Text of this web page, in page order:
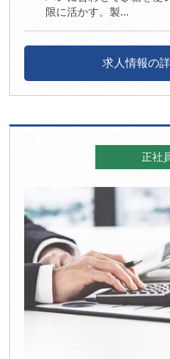
限に活かす。製...
求人情報の
正社